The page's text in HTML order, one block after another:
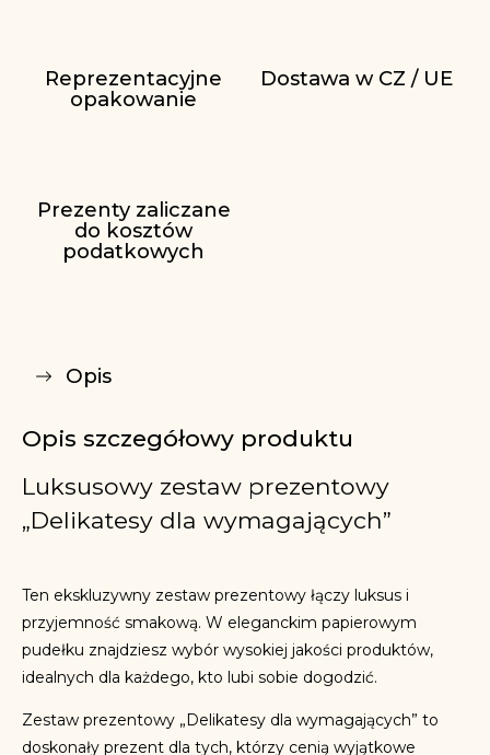
Reprezentacyjne
opakowanie
Dostawa w CZ / UE
Prezenty zaliczane
do kosztów
podatkowych
Opis
Opis szczegółowy produktu
Luksusowy zestaw prezentowy
„Delikatesy dla wymagających”
Ten ekskluzywny zestaw prezentowy łączy luksus i
przyjemność smakową. W eleganckim papierowym
pudełku znajdziesz wybór wysokiej jakości produktów,
idealnych dla każdego, kto lubi sobie dogodzić.
Zestaw prezentowy „Delikatesy dla wymagających” to
doskonały prezent dla tych, którzy cenią wyjątkowe